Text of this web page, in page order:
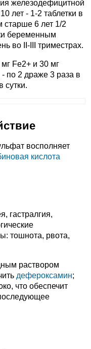
железодефицитной
лет - 1-2 таблетки в
старше 6 лет 1/2
беременным
во II-III триместрах.
Fe2+ и 30 мг
по 2 драже 3 раза в
сутки.
восполняет
кислота
гастралгия,
тошнота, рвота,
раствором
дефероксамин;
что обеспечит